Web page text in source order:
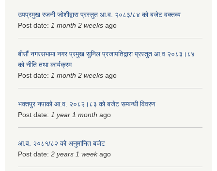
उपप्रमुख रजनी जोशीद्वारा प्रस्तुत आ.व. २०८३/८४ को बजेट वक्तव्य
Post date: 1 month 2 weeks ago
बीसौं नगरसभामा नगर प्रमुख सुनिल प्रजापतिद्वारा प्रस्तुत आ.व‍ २०८३।८४
को नीति तथा कार्यक्रम
Post date: 1 month 2 weeks ago
भक्तपुर नपाको आ.व. २०८२।८३ को बजेट सम्बन्धी विवरण
Post date: 1 year 1 month ago
आ.व. २०८१/८२ को अनुमानित बजेट
Post date: 2 years 1 weekago